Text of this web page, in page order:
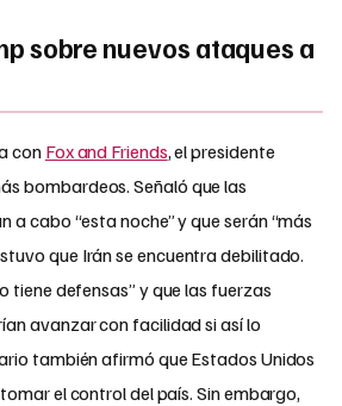
sobre nuevos ataques a
con Fox and Friends, el presidente
bombardeos. Señaló que las
a cabo “esta noche” y que serán “más
que Irán se encuentra debilitado.
tiene defensas” y que las fuerzas
avanzar con facilidad si así lo
también afirmó que Estados Unidos
el control del país. Sin embargo,